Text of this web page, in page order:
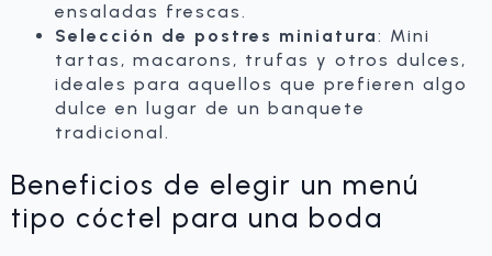
ensaladas frescas.
Selección de postres miniatura: Mini
tartas, macarons, trufas y otros dulces,
ideales para aquellos que prefieren algo
dulce en lugar de un banquete
tradicional.
Beneficios de elegir un menú
tipo cóctel para una boda